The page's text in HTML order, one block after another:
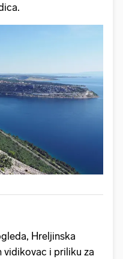
Hreljinska
vidikovac i priliku za